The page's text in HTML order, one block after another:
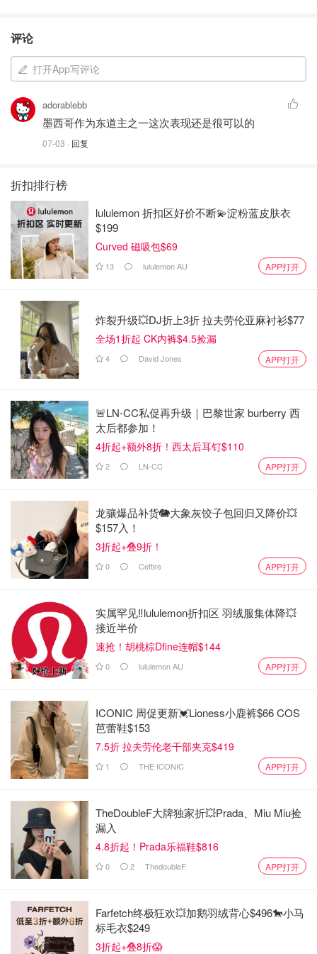
评论
打开App写评论
adorablebb
墨西哥作为东道主之一这次表现还是很可以的
07-03 · 回复
折扣排行榜
lululemon 折扣区好价不断💫淀粉蓝皮肤衣
$199
Curved 磁吸包$69
13 lululemon AU APP打开
炸裂升级💥DJ折上3折 拉夫劳伦亚麻衬衫$77
全场1折起 CK内裤$4.5捡漏
4 David Jones APP打开
🚨LN-CC私促再升级｜巴黎世家 burberry 西
太后都参加！
4折起+额外8折！西太后耳钉$110
2 LN-CC APP打开
龙骧爆品补货🐘大象灰饺子包回归又降价💥
$157入！
3折起+叠9折！
0 Cettire APP打开
实属罕见‼️lululemon折扣区 羽绒服集体降💥
接近半价
速抢！胡桃棕Dfine连帽$144
0 lululemon AU APP打开
ICONIC 周促更新💓Lioness小鹿裤$66 COS
芭蕾鞋$153
7.5折 拉夫劳伦老干部夹克$419
1 THE ICONIC APP打开
TheDoubleF大牌独家折💥Prada、Miu Miu捡
漏入
4.8折起！Prada乐福鞋$816
0 2 ThedoubleF APP打开
Farfetch终极狂欢💥加鹅羽绒背心$496🐎小马
标毛衣$249
3折起+叠8折😱